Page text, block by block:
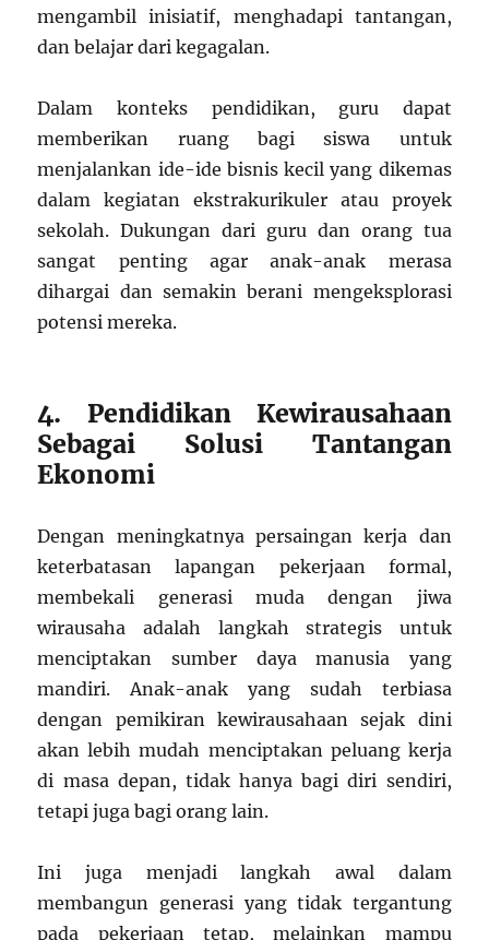
mengambil inisiatif, menghadapi tantangan,
dan belajar dari kegagalan.
Dalam konteks pendidikan, guru dapat
memberikan ruang bagi siswa untuk
menjalankan ide-ide bisnis kecil yang dikemas
dalam kegiatan ekstrakurikuler atau proyek
sekolah. Dukungan dari guru dan orang tua
sangat penting agar anak-anak merasa
dihargai dan semakin berani mengeksplorasi
potensi mereka.
4. Pendidikan Kewirausahaan
Sebagai Solusi Tantangan
Ekonomi
Dengan meningkatnya persaingan kerja dan
keterbatasan lapangan pekerjaan formal,
membekali generasi muda dengan jiwa
wirausaha adalah langkah strategis untuk
menciptakan sumber daya manusia yang
mandiri. Anak-anak yang sudah terbiasa
dengan pemikiran kewirausahaan sejak dini
akan lebih mudah menciptakan peluang kerja
di masa depan, tidak hanya bagi diri sendiri,
tetapi juga bagi orang lain.
Ini juga menjadi langkah awal dalam
membangun generasi yang tidak tergantung
pada pekerjaan tetap, melainkan mampu